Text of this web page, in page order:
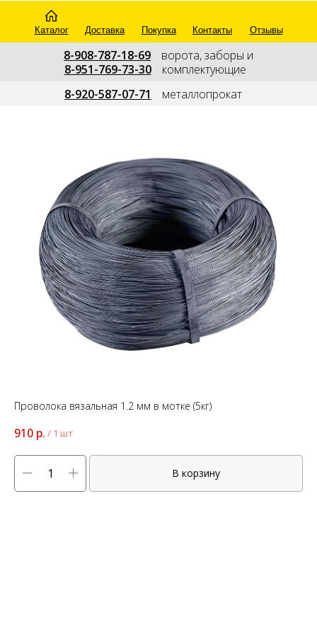
8-908-787-18-69
ворота, заборы и
8-951-769-73-30--- комплектующие
8-920-587-07-71 металлопрокат
Каталог Доставка Покупка Отзывы
Контакты
Проволока вязальная 1.2 мм в мотке (5кг)
910 р. / 1 шт
В корзину